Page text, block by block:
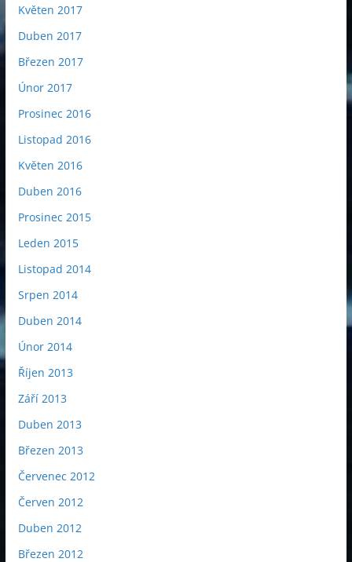
Květen 2017
Duben 2017
Březen 2017
Únor 2017
Prosinec 2016
Listopad 2016
Květen 2016
Duben 2016
Prosinec 2015
Leden 2015
Listopad 2014
Srpen 2014
Duben 2014
Únor 2014
Říjen 2013
Září 2013
Duben 2013
Březen 2013
Červenec 2012
Červen 2012
Duben 2012
Březen 2012